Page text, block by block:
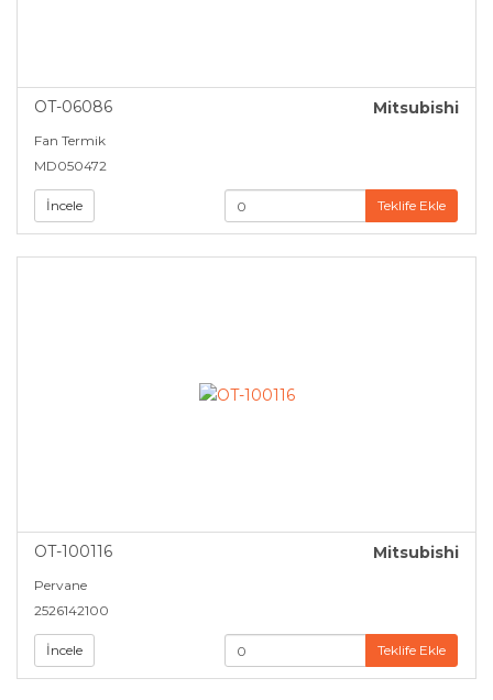
OT-06086 Mitsubishi
Fan Termik
MD050472
İncele Teklife Ekle
OT-100116 Mitsubishi
Pervane
2526142100
İncele Teklife Ekle